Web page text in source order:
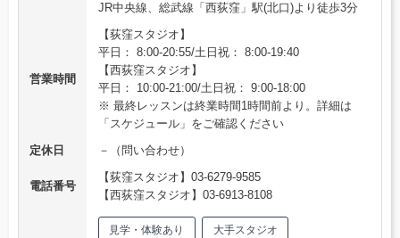
JR中央線、総武線「西荻窪」駅(北口)より徒歩3分
営業時間
【荻窪スタジオ】
平日： 8:00-20:55/土日祝： 8:00-19:40
【西荻窪スタジオ】
平日： 10:00-21:00/土日祝： 9:00-18:00
※ 最終レッスンは終業時間1時間前より。詳細は
「スケジュール」をご確認ください
定休日
－（問い合わせ）
電話番号
【荻窪スタジオ】03-6279-9585
【西荻窪スタジオ】03-6913-8108
見学・体験あり 大手スタジオ